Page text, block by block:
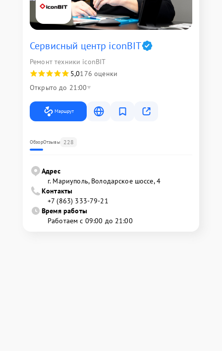
Сервисный центр iconBIT
Ремонт техники iconBIT
5,0176 оценки
Открыто до 21:00
Маршрут
ОбзорОтзывы 228
Адрес
г. Мариуполь, Володарское шоссе, 4
Контакты
+7 (863) 333-79-21
Время работы
Работаем с 09:00 до 21:00